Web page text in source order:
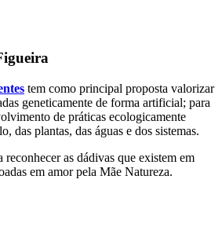
tem como principal proposta valorizar
geneticamente de forma artificial; para
de práticas ecologicamente
das plantas, das águas e dos sistemas.
as dádivas que existem em
em amor pela Mãe Natureza.